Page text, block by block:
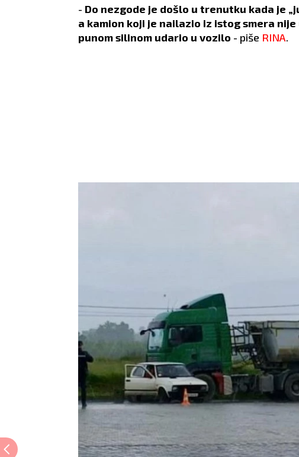
- Do nezgode je došlo u trenutku kada je
a kamion koji je nailazio iz istog smera
punom silinom udario u vozilo - piše RINA.